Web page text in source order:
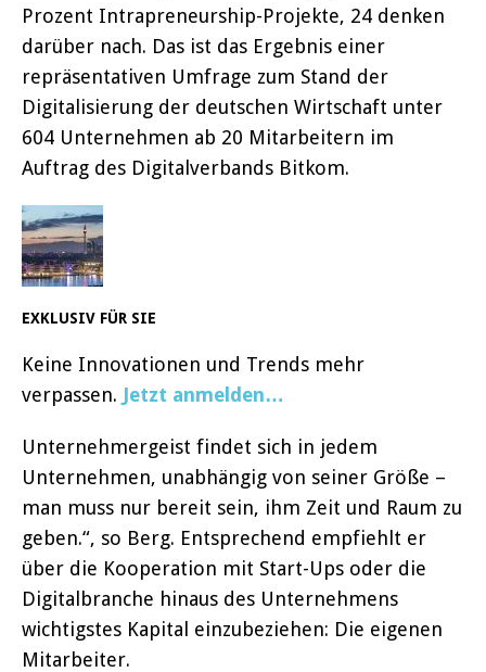
Prozent Intrapreneurship-Projekte, 24 denken
darüber nach. Das ist das Ergebnis einer
repräsentativen Umfrage zum Stand der
Digitalisierung der deutschen Wirtschaft unter
604 Unternehmen ab 20 Mitarbeitern im
Auftrag des Digitalverbands Bitkom.
EXKLUSIV FÜR SIE
Keine Innovationen und Trends mehr
verpassen. Jetzt anmelden…
Unternehmergeist findet sich in jedem
Unternehmen, unabhängig von seiner Größe –
man muss nur bereit sein, ihm Zeit und Raum zu
geben.“, so Berg. Entsprechend empfiehlt er
über die Kooperation mit Start-Ups oder die
Digitalbranche hinaus des Unternehmens
wichtigstes Kapital einzubeziehen: Die eigenen
Mitarbeiter.